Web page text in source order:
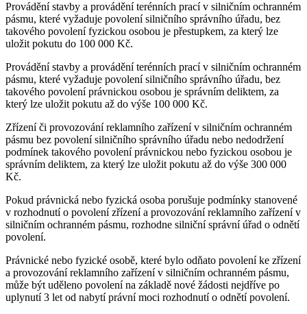
Provádění stavby a provádění terénních prací v silničním ochranném
pásmu, které vyžaduje povolení silničního správního úřadu, bez
takového povolení fyzickou osobou je přestupkem, za který lze
uložit pokutu do 100 000 Kč.
Provádění stavby a provádění terénních prací v silničním ochranném
pásmu, které vyžaduje povolení silničního správního úřadu, bez
takového povolení právnickou osobou je správním deliktem, za
který lze uložit pokutu až do výše 100 000 Kč.
Zřízení či provozování reklamního zařízení v silničním ochranném
pásmu bez povolení silničního správního úřadu nebo nedodržení
podmínek takového povolení právnickou nebo fyzickou osobou je
správním deliktem, za který lze uložit pokutu až do výše 300 000
Kč.
Pokud právnická nebo fyzická osoba porušuje podmínky stanovené
v rozhodnutí o povolení zřízení a provozování reklamního zařízení v
silničním ochranném pásmu, rozhodne silniční správní úřad o odnětí
povolení.
Právnické nebo fyzické osobě, které bylo odňato povolení ke zřízení
a provozování reklamního zařízení v silničním ochranném pásmu,
může být uděleno povolení na základě nové žádosti nejdříve po
uplynutí 3 let od nabytí právní moci rozhodnutí o odnětí povolení.